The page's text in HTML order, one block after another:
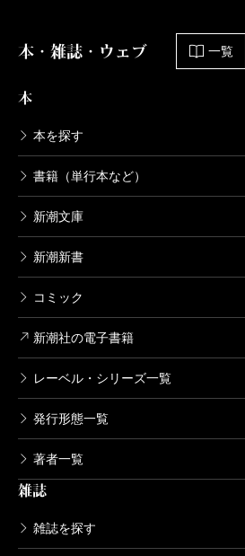
本・雑誌・ウェブ 一覧
本
本を探す
書籍（単行本など）
新潮文庫
新潮新書
コミック
新潮社の電子書籍
レーベル・シリーズ一覧
発行形態一覧
著者一覧
雑誌
雑誌を探す